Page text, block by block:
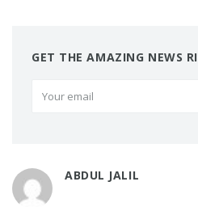
GET THE AMAZING NEWS
ABDUL JALIL